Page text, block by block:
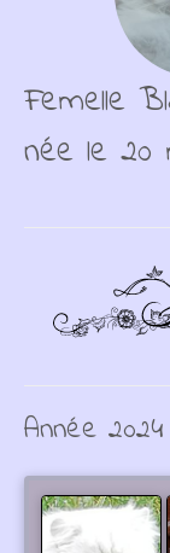
Femelle
née le 20
Année 2024